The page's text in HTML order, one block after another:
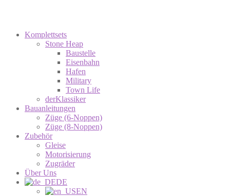
Komplettsets
Stone Heap
Baustelle
Eisenbahn
Hafen
Military
Town Life
derKlassiker
Bauanleitungen
Züge (6-Noppen)
Züge (8-Noppen)
Zubehör
Gleise
Motorisierung
Zugräder
Über Uns
DE
EN